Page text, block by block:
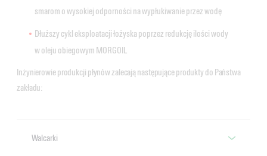
smarom o wysokiej odporności na wypłukiwanie przez wodę
Dłuższy cykl eksploatacji łożyska poprzez redukcję ilości wody
w oleju obiegowym MORGOIL
Inżynierowie produkcji płynów zalecają następujące produkty do Państwa
zakładu:
Walcarki